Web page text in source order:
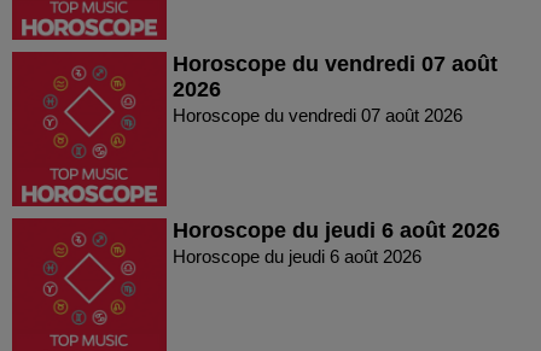
Horoscope du vendredi 07 août
2026
Horoscope du vendredi 07 août 2026
Horoscope du jeudi 6 août 2026
Horoscope du jeudi 6 août 2026